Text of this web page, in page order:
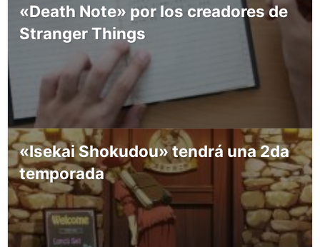
«Death Note» por los creadores de
Stranger Things
«Isekai Shokudou» tendrá una 2da
temporada